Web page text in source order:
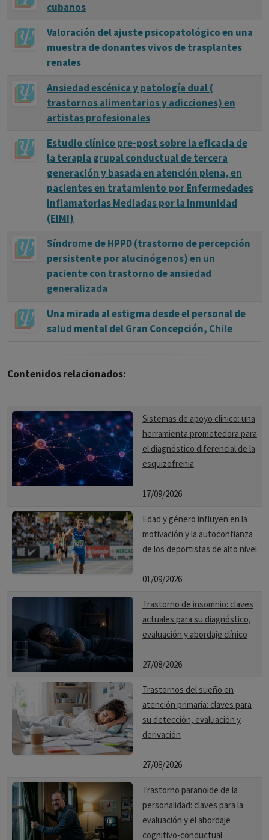
cubanos
Valoración del ajuste psicopatológico en una
muestra de donantes vivos de trasplantes
renales
Ansiedad escénica y patología dual (
trastornos alimentarios y adicciones) en
artistas profesionales
Estudio clínico pre-post sobre la eficacia de
la terapia grupal conductual de tercera
generación y basada en atención plena, en
pacientes en tratamiento por Enfermedades
Inflamatorias Mediadas por la Inmunidad
(EIMI)
Síndrome de HPPD (trastorno de percepción
persistente por alucinógenos) en un
paciente con trastorno de ansiedad
generalizada
Una mirada al estigma desde el personal de
salud mental del Gran Concepción, Chile
Contenidos relacionados:
Sistemas de apoyo clínico: una
herramienta prometedora para
el diagnóstico diferencial de la
esquizofrenia
17/09/2026
Edad y género influyen en la
motivación y la autoconfianza
de los deportistas de alto nivel
01/09/2026
Trastorno de insomnio: claves
actuales para su diagnóstico,
evaluación y abordaje clínico
27/08/2026
Trastornos del sueño en
atención primaria: claves para
su detección, evaluación y
derivación
27/08/2026
Trastorno paranoide de la
personalidad: claves para la
evaluación y el abordaje
cognitivo-conductual